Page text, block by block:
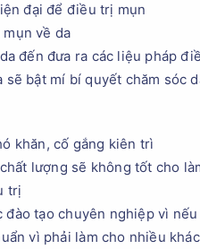
đại để điều trị mụn
về da
đến đưa ra các liệu pháp
sẽ bật mí bí quyết chăm sóc
khăn, cố gắng kiên trì
lượng sẽ không tốt cho
trị
đào tạo chuyên nghiệp vì
vì phải làm cho nhiều